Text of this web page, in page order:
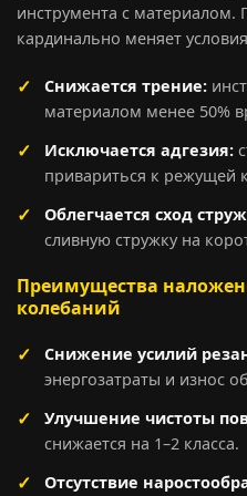
инструмента с материалом.
кардинально меняет
Снижается трение:
материалом менее 50%
Исключается адгезия:
привариться к режущей
Облегчается сход
сливную стружку на
Преимущества
колебаний
Снижение усилий
энергозатраты и износ
Улучшение чистоты
снижается на 1–2 класса.
Отсутствие